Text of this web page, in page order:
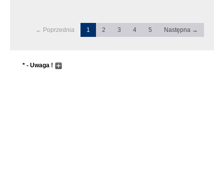
← Poprzednia 1 2 3 4 5 Następna →
* - Uwaga !